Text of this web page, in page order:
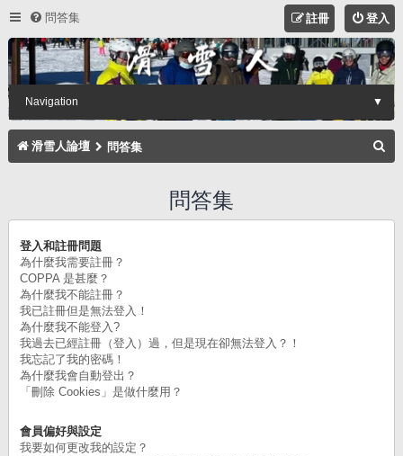
問答集 登入
註冊
Navigation ▼
滑雪人論壇 問答集
問答集
登入和註冊問題
為什麼我需要註冊？
COPPA 是甚麼？
為什麼我不能註冊？
我已註冊但是無法登入！
為什麼我不能登入?
我過去已經註冊（登入）過，但是現在卻無法登入？！
我忘記了我的密碼！
為什麼我會自動登出？
「刪除 Cookies」是做什麼用？
會員偏好與設定
我要如何更改我的設定？